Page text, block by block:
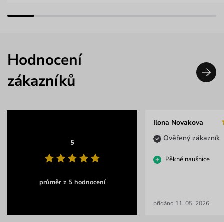
Hodnocení
zákazníků
5
průměr z 5 hodnocení
Ilona Novakova
Ověřený zákazník
Pěkné naušnice
přidáno 11. 05. 2026